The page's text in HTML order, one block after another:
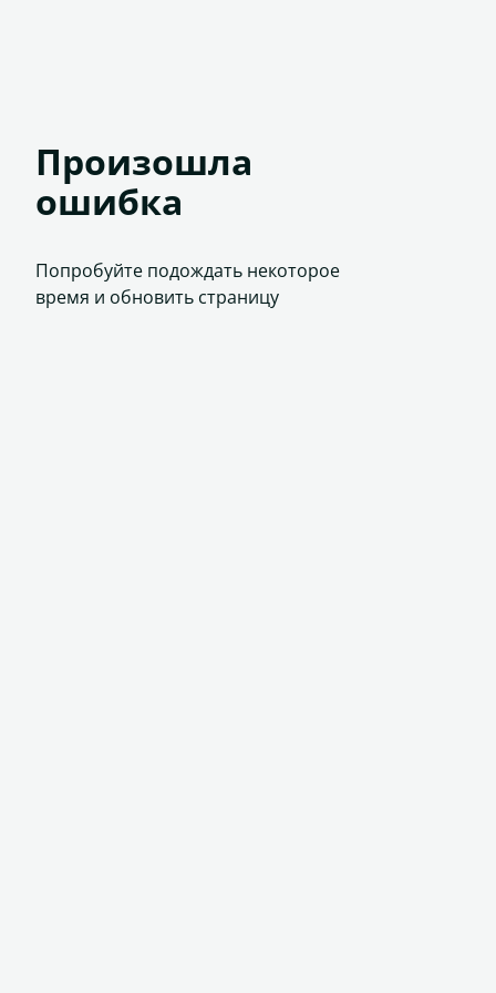
Произошла
ошибка
Попробуйте подождать некоторое
время и обновить страницу